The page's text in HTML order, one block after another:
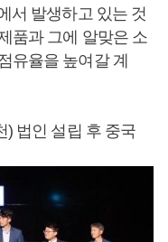
서 발생하고 있는 것
품과 그에 알맞은 소
유율을 높여갈 계
) 법인 설립 후 중국